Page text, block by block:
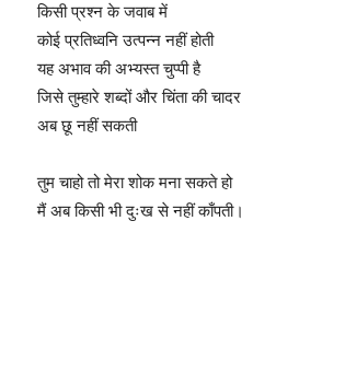
किसी प्रश्न के जवाब में
कोई प्रतिध्वनि उत्पन्न नहीं होती
यह अभाव की अभ्यस्त चुप्पी है
जिसे तुम्हारे शब्दों और चिंता की चादर
अब छू नहीं सकती
तुम चाहो तो मेरा शोक मना सकते हो
मैं अब किसी भी दुःख से नहीं काँपती।